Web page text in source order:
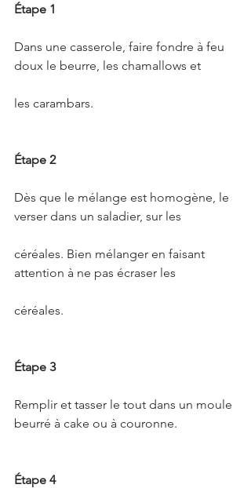
Étape 1
Dans une casserole, faire fondre à feu
doux le beurre, les chamallows et
les carambars.
Étape 2
Dès que le mélange est homogène, le
verser dans un saladier, sur les
céréales. Bien mélanger en faisant
attention à ne pas écraser les
céréales.
Étape 3
Remplir et tasser le tout dans un moule
beurré à cake ou à couronne.
Étape 4